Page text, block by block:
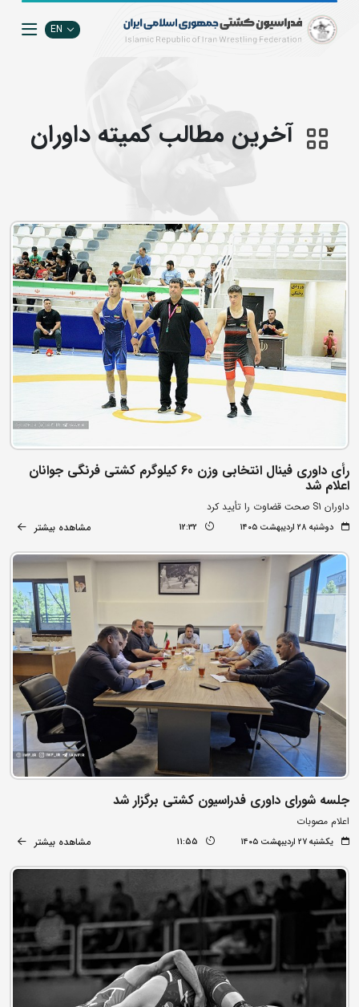
EN
آخرین مطالب کمیته داوران
رأی داوری فینال انتخابی وزن 60 کیلوگرم کشتی فرنگی جوانان
اعلام شد
داوران S1 صحت قضاوت را تأیید کرد
دوشنبه ۲۸ اردیبهشت ۱۴۰۵ 12:32 مشاهده بیشتر
جلسه شورای داوری فدراسیون کشتی برگزار شد
اعلام مصوبات
یکشنبه ۲۷ اردیبهشت ۱۴۰۵ 11:55 مشاهده بیشتر